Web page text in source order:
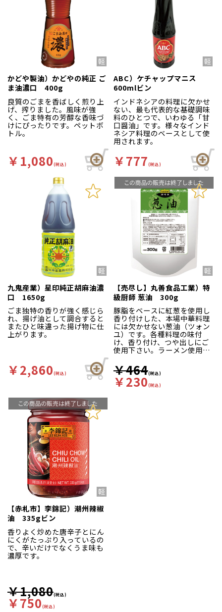
かどや製油）かどやの純正 ご
ま油濃口 400g
良質のごまを香ばしく煎り上
げ、搾りました。風味が強
く、ごま特有の芳醇な香味づ
けにぴったりです。ペットボ
トル。
￥1,080(税込)
ABC）ケチャップマニス
600mlビン
インドネシアの料理に欠かせ
ない、最も代表的な基礎調味
料のひとつで、いわゆる「甘
口醤油」です。様々なインド
ネシア料理のベースとして使
用されます。
￥777(税込)
九鬼産業）星印純正胡麻油濃
口 1650g
ごま独特の香りが強く感じら
れ、揚げ油として調合すると
またひと味違った揚げ物に仕
上がります。
￥2,860(税込)
【売尽し】丸善食品工業）特
級厨師 葱油 300g
豚脂をベースに紅葱を使用し
香り付けした、本場中華料理
には欠かせない葱油（ツォン
ユ）です。各種料理の味付
け、香り付け、つや出しにご
使用下さい。ラーメン使用量
5g)です。
￥464(税込)
￥230(税込)
【赤札市】李錦記）潮州辣椒
油 335gビン
香りよく炒めた唐辛子とにん
にくがたっぷり入っているの
で、辛いだけでなくうま味も
濃厚です。
￥1,080(税込)
￥750(税込)